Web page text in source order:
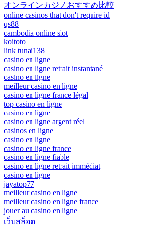
オンラインカジノおすすめ比較
online casinos that don't require id
qs88
cambodia online slot
koitoto
link tunai138
casino en ligne
casino en ligne retrait instantané
casino en ligne
meilleur casino en ligne
casino en ligne france légal
top casino en ligne
casino en ligne
casino en ligne argent réel
casinos en ligne
casino en ligne
casino en ligne france
casino en ligne fiable
casino en ligne retrait immédiat
casino en ligne
jayatop77
meilleur casino en ligne
meilleur casino en ligne france
jouer au casino en ligne
เว็บสล็อต